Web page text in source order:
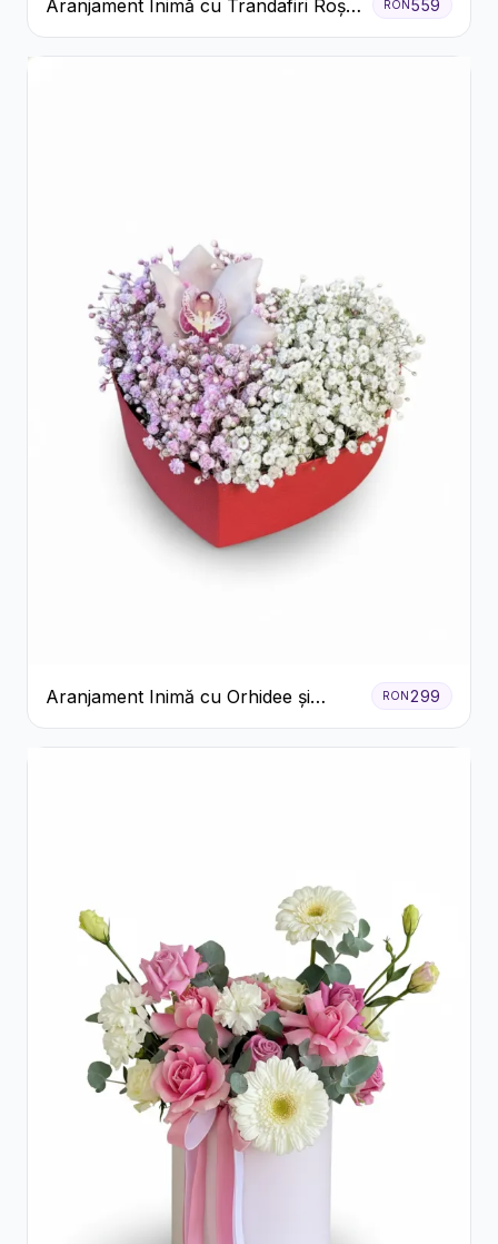
Aranjament Inimă cu Trandafiri Roșii
și Ciocolată Ferrero Rocher
RON 559
Aranjament Inimă cu Orhidee și
Floarea Miresei
RON 299